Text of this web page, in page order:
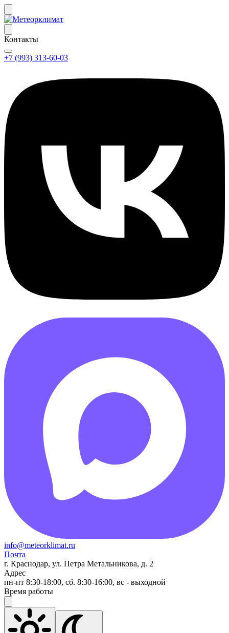
Контакты
+7 (993) 313-60-03
info@meteorklimat.ru
Почта
г. Краснодар, ул. Петра Метальникова, д. 2
Адрес
пн-пт 8:30-18:00, сб. 8:30-16:00, вс - выходной
Время работы